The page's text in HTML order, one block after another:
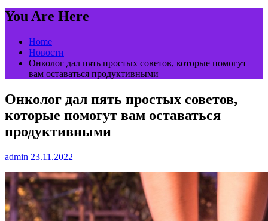
You Are Here
Home
Новости
Онколог дал пять простых советов, которые помогут
вам оставаться продуктивными
Онколог дал пять простых советов,
которые помогут вам оставаться
продуктивными
admin 23.11.2022